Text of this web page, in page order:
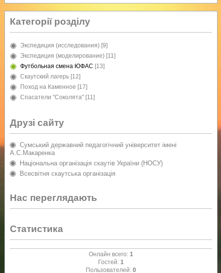
Категорії розділу
Экспедиция (исследования) [9]
Экспедиция (моделирование) [11]
Футбольная смена ЮФАС [13]
Скаутский лагерь [12]
Поход на Каменное [17]
Спасатели "Соколята" [11]
Друзі сайту
Сумський державний педагогічний університет імені
А.С.Макаренка
Національна організація скаутів України (НОСУ)
Всесвітня скаутська організація
Нас переглядають
Статистика
Онлайн всего: 1
Гостей: 1
Пользователей: 0